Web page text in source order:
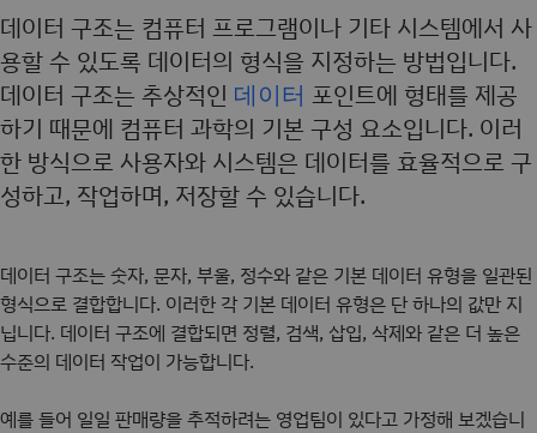
데이터 구조는 컴퓨터 프로그램이나 기타 시스템에서 사
용할 수 있도록 데이터의 형식을 지정하는 방법입니다.
데이터 구조는 추상적인 데이터 포인트에 형태를 제공
하기 때문에 컴퓨터 과학의 기본 구성 요소입니다. 이러
한 방식으로 사용자와 시스템은 데이터를 효율적으로 구
성하고, 작업하며, 저장할 수 있습니다.
데이터 구조는 숫자, 문자, 부울, 정수와 같은 기본 데이터 유형을 일관된
형식으로 결합합니다. 이러한 각 기본 데이터 유형은 단 하나의 값만 지
닙니다. 데이터 구조에 결합되면 정렬, 검색, 삽입, 삭제와 같은 더 높은
수준의 데이터 작업이 가능합니다.
예를 들어 일일 판매량을 추적하려는 영업팀이 있다고 가정해 보겠습니